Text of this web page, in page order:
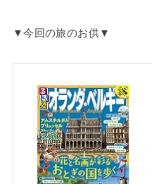
▼今回の旅のお供▼